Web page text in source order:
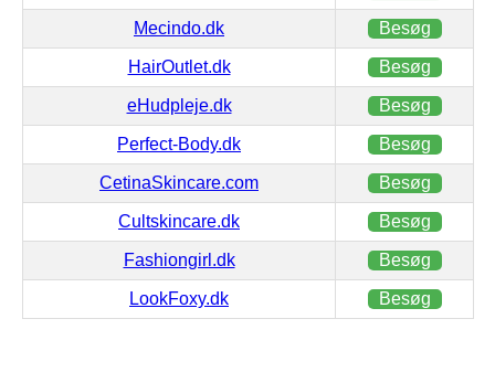
Mecindo.dk Besøg
HairOutlet.dk Besøg
eHudpleje.dk Besøg
Perfect-Body.dk Besøg
CetinaSkincare.com Besøg
Cultskincare.dk Besøg
Fashiongirl.dk Besøg
LookFoxy.dk Besøg